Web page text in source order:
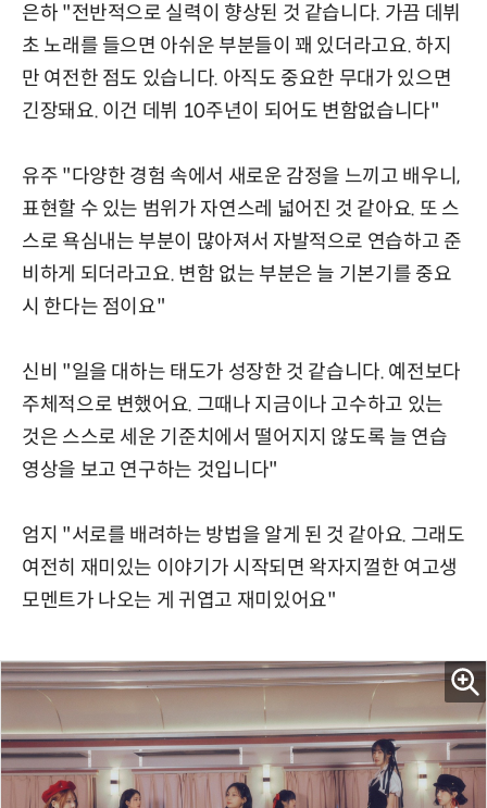
은하 "전반적으로 실력이 향상된 것 같습니다. 가끔 데뷔
초 노래를 들으면 아쉬운 부분들이 꽤 있더라고요. 하지
만 여전한 점도 있습니다. 아직도 중요한 무대가 있으면
긴장돼요. 이건 데뷔 10주년이 되어도 변함없습니다"
유주 "다양한 경험 속에서 새로운 감정을 느끼고 배우니,
표현할 수 있는 범위가 자연스레 넓어진 것 같아요. 또 스
스로 욕심내는 부분이 많아져서 자발적으로 연습하고 준
비하게 되더라고요. 변함 없는 부분은 늘 기본기를 중요
시 한다는 점이요"
신비 "일을 대하는 태도가 성장한 것 같습니다. 예전보다
주체적으로 변했어요. 그때나 지금이나 고수하고 있는
것은 스스로 세운 기준치에서 떨어지지 않도록 늘 연습
영상을 보고 연구하는 것입니다"
엄지 "서로를 배려하는 방법을 알게 된 것 같아요. 그래도
여전히 재미있는 이야기가 시작되면 왁자지껄한 여고생
모멘트가 나오는 게 귀엽고 재미있어요"